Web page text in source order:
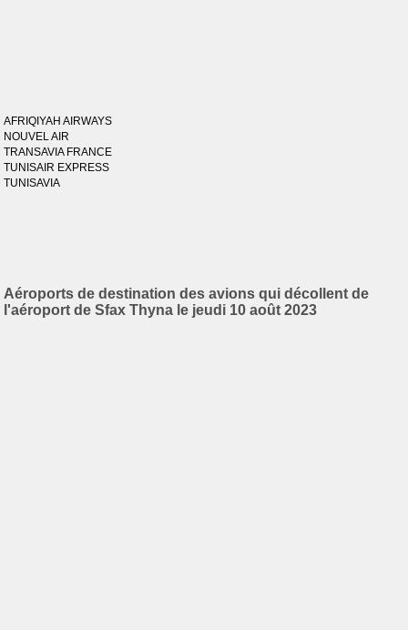
AFRIQIYAH AIRWAYS
NOUVEL AIR
TRANSAVIA FRANCE
TUNISAIR EXPRESS
TUNISAVIA
Aéroports de destination des avions qui décollent de
l'aéroport de Sfax Thyna le jeudi 10 août 2023